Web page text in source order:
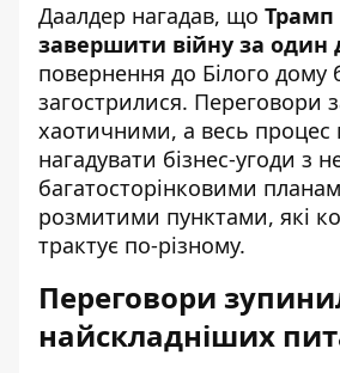
Даалдер нагадав, що Трамп
завершити війну за один
повернення до Білого дому
загострилися. Переговори
хаотичними, а весь процес
нагадувати бізнес-угоди з
багатосторінковими
розмитими пунктами, які
трактує по-різному.
Переговори
найскладніших